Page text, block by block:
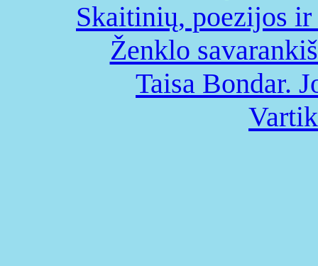
Skaitinių, poezijos
Ženklo
Taisa Bondar.